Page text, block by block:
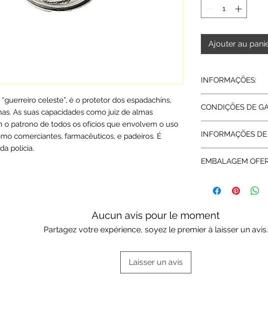
celeste”, é o protetor dos espadachins,
As suas capacidades como juiz de almas
o patrono de todos os ofícios que envolvem o uso
comerciantes, farmacêuticos, e padeiros. É
polícia.
Ajouter au
INFORMAÇÕES:
Diâmetro: 2 cm
Peso médio: 3.3 grs.
CONDIÇÕES DE
abrangidos pela
assegurada pelas
da garantia a Rota
INFORMAÇÕES
EMBALAGEM
standard ou da
aqui:
Aucun avis pour le moment
Partagez votre expérience, soyez le premier à laisser un avis.
Laisser un avis